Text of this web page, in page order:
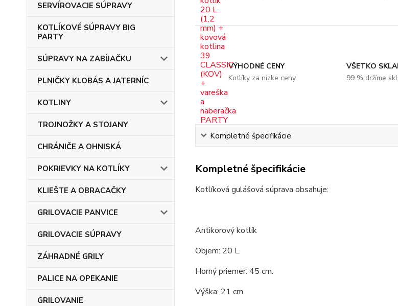
SERVÍROVACIE SÚPRAVY
KOTLÍKOVÉ SÚPRAVY BIG
PARTY
SÚPRAVY NA ZABÍJAČKU
PLNIČKY KLOBÁS A JATERNÍC
KOTLINY
TROJNOŽKY A STOJANY
CHRÁNIČE A OHNISKÁ
POKRIEVKY NA KOTLÍKY
KLIEŠTE A OBRACAČKY
GRILOVACIE PANVICE
GRILOVACIE SÚPRAVY
ZÁHRADNÉ GRILY
PALICE NA OPEKANIE
GRILOVANIE
VÝHODNÉ CENY
Kotlíky za nízke ceny
VŠETKO
99 % držíme
Kompletné špecifikácie
Kompletné špecifikácie
Kotlíková gulášová súprava obsahuje:
Antikorový kotlík
Objem: 20 L.
Horný priemer: 45 cm.
Výška: 21 cm.